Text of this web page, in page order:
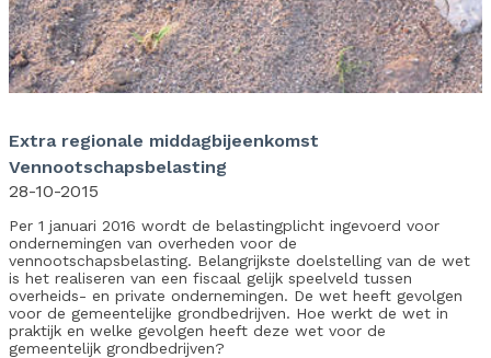
Extra regionale middagbijeenkomst
Vennootschapsbelasting
28-10-2015
Per 1 januari 2016 wordt de belastingplicht ingevoerd voor
ondernemingen van overheden voor de
vennootschapsbelasting. Belangrijkste doelstelling van de wet
is het realiseren van een fiscaal gelijk speelveld tussen
overheids- en private ondernemingen. De wet heeft gevolgen
voor de gemeentelijke grondbedrijven. Hoe werkt de wet in
praktijk en welke gevolgen heeft deze wet voor de
gemeentelijk grondbedrijven?